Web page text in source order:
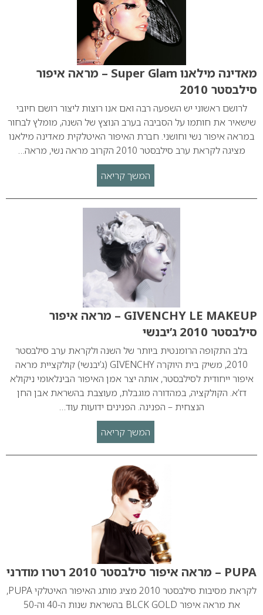
מאדינה מילאנו Super Glam – מראה איפור
סילבסטר 2010
לרושם ראשוני יש השפעה רבה ואם אנו רוצות ליצור רושם חיובי
שישאיר את חותמו על הסביבה בערב הנוצץ של השנה, מומלץ לבחור
במראה איפור נשי וחושני. חברת האיפור האיטלקית מאדינה מילאנו
מציגה לקראת ערב סילבסטר 2010 הקרוב מראה נשי, מראה…
המשך קריאה
GIVENCHY LE MAKEUP – מראה איפור
סילבסטר 2010 ג’יבנשי
בלב התקופה הרומנטית ביותר של השנה ולקראת ערב סילבסטר
2010, משיק בית היוקרה GIVENCHY (ג’יבנשי) קולקציית מראה
איפור ייחודית לסילבסטר, אותה יצר אמן האיפור הבינלאומי ניקולא
דז’א. הקולקציה, במהדורה מוגבלת, מעוצבת בהשראת אבן החן
הנצחית – הפנינה. הפנינים ידועות עוד…
המשך קריאה
PUPA – מראה איפור סילבסטר 2010 רטרו מודרני
לקראת מסיבות סילבסטר 2010 מציג מותג האיפור האיטלקי PUPA,
את מראה איפור BLCK GOLD בהשראת שנות ה-40 וה-50